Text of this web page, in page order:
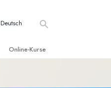
Deutsch
Online-Kurse